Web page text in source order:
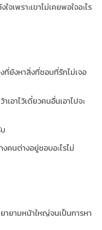
เพราะเขาไม่เคยพอใจอะไร
ที่ยังหาสิ่งที่ชอบที่รักไม่เจอ
อาไว้เดี๋ยวคนอื่นเอาไปจะ
คนต่างอยู่ชอบอะไรไม่
ายามหน้าใหญ่จนเป็นการหา